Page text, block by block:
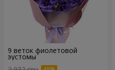
9 веток фиолетовой
эустомы